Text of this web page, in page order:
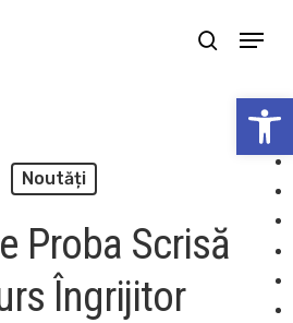
Deschide
search
Menu
Noutăți
Proba Scrisă
Îngrijitor
Menu